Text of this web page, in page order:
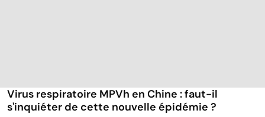
Virus respiratoire MPVh en Chine : faut-il
s'inquiéter de cette nouvelle épidémie ?